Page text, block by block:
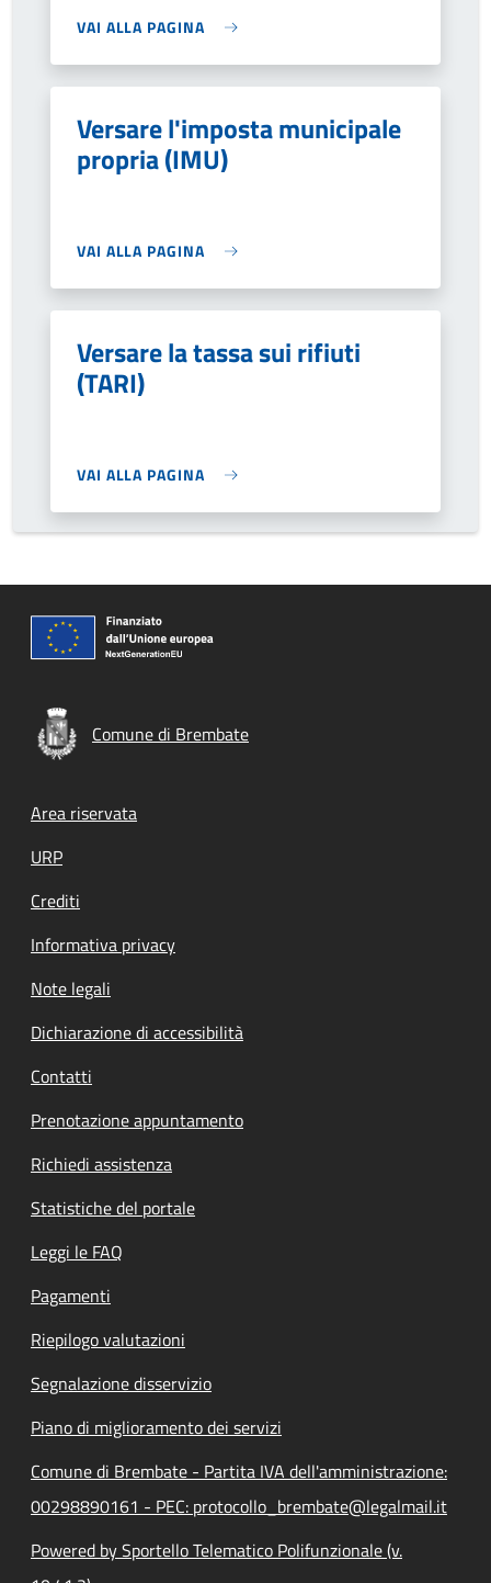
VAI ALLA PAGINA
Versare l'imposta municipale
propria (IMU)
VAI ALLA PAGINA
Versare la tassa sui rifiuti
(TARI)
VAI ALLA PAGINA
Comune di Brembate
Footer menu
Area riservata
URP
Crediti
Informativa privacy
Note legali
Dichiarazione di accessibilità
Contatti
Prenotazione appuntamento
Richiedi assistenza
Statistiche del portale
Leggi le FAQ
Pagamenti
Riepilogo valutazioni
Segnalazione disservizio
Piano di miglioramento dei servizi
Comune di Brembate - Partita IVA dell'amministrazione:
00298890161 - PEC: protocollo_brembate@legalmail.it
Powered by Sportello Telematico Polifunzionale (v.